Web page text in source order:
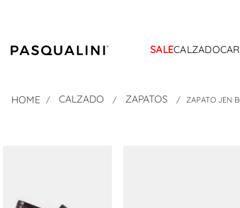
SALECALZADO
CALZADO ZAPATOS ZAPATO JEN